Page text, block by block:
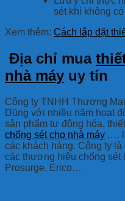
sét khi không
Xem thêm: Cách lắp đặt
Địa chỉ mua
nhà máy uy tín
Công ty TNHH Thương
Dũng với nhiều năm hoạt
sản phẩm tự động hóa,
chống sét cho nhà máy ,…
các khách hàng. Công ty
các thương hiệu chống sét
Prosurge, Erico…